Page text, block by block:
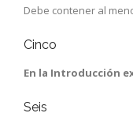
Debe contener al
Cinco
En la Introducción
Seis